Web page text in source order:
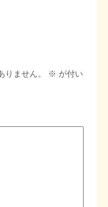
りません。 ※ が付い